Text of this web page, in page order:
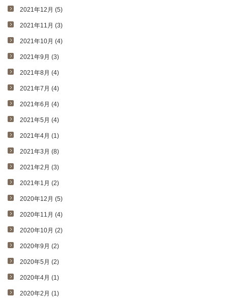
2021年12月 (5)
2021年11月 (3)
2021年10月 (4)
2021年9月 (3)
2021年8月 (4)
2021年7月 (4)
2021年6月 (4)
2021年5月 (4)
2021年4月 (1)
2021年3月 (8)
2021年2月 (3)
2021年1月 (2)
2020年12月 (5)
2020年11月 (4)
2020年10月 (2)
2020年9月 (2)
2020年5月 (2)
2020年4月 (1)
2020年2月 (1)